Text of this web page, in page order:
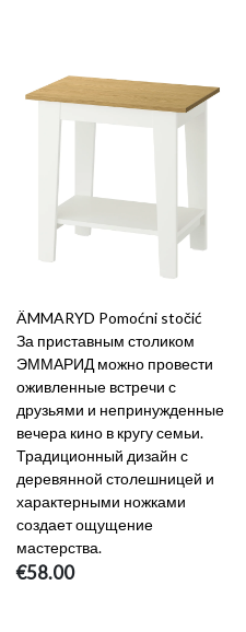
ÄMMARYD Pomoćni stočić
За приставным столиком
ЭММАРИД можно провести
оживленные встречи с
друзьями и непринужденные
вечера кино в кругу семьи.
Традиционный дизайн с
деревянной столешницей и
характерными ножками
создает ощущение
мастерства.
€58.00